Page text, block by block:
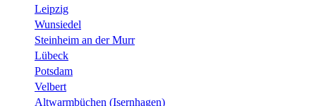
Leipzig
Wunsiedel
Steinheim an der Murr
Lübeck
Potsdam
Velbert
Altwarmbüchen (Isernhagen)